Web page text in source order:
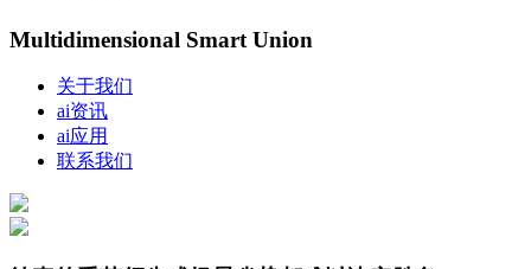
Multidimensional Smart Union
关于我们
ai资讯
ai应用
联系我们